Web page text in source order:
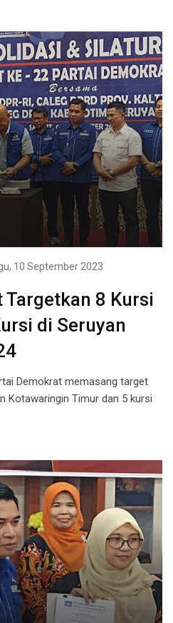
10 September 2023
8 Kursi
di Seruyan
Demokrat memasang target
Kotawaringin Timur dan 5 kursi